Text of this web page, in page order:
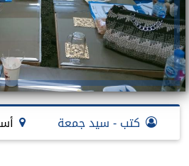
كتب - سيد جمعة